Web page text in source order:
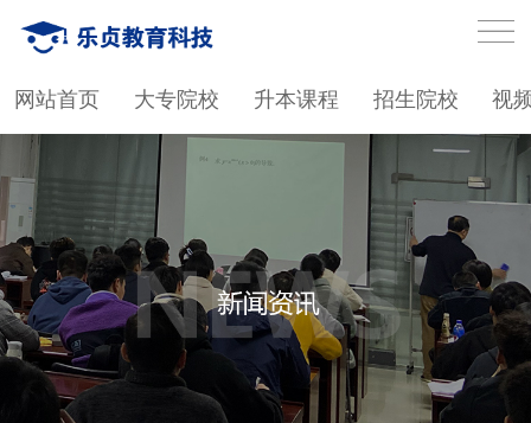
网站首页 大专院校 升本课程 招生院校 视